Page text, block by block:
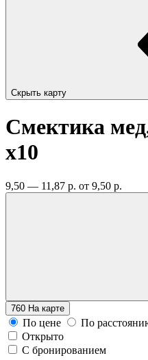
Скрыть карту
Смектика
x10
9,50 — 11,87 р. от 9,50 р.
760 На карте
По цене
По
Открыто
С бронированием